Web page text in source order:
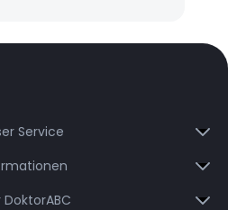
Service
DoktorABC